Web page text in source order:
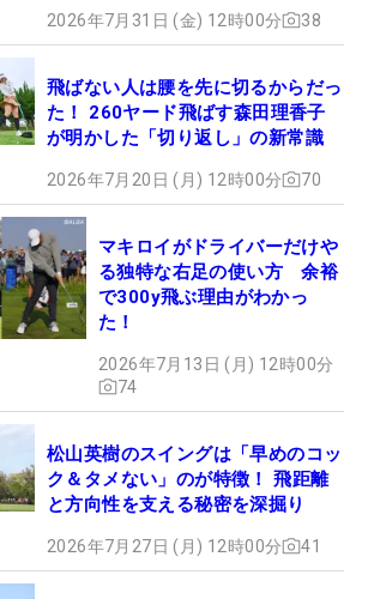
2026年7月31日 (金) 12時00分 38
飛ばない人は腰を先に切るからだっ
た！ 260ヤード飛ばす森田理香子
が明かした「切り返し」の新常識
2026年7月20日 (月) 12時00分 70
マキロイがドライバーだけや
る独特な右足の使い方 余裕
で300y飛ぶ理由がわかっ
た！
2026年7月13日 (月) 12時00分
74
松山英樹のスイングは「早めのコッ
ク＆タメない」のが特徴！ 飛距離
と方向性を支える秘密を深掘り
2026年7月27日 (月) 12時00分 41